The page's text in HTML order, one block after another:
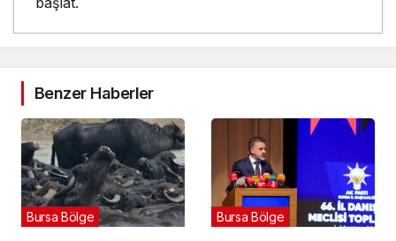
Benzer Haberler
Bursa Bölge Bursa Bölge